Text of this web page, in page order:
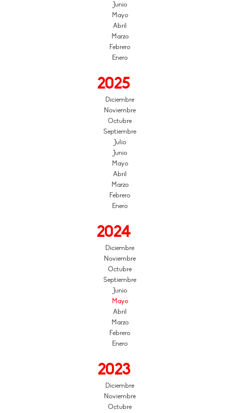
Junio
Mayo
Abril
Marzo
Febrero
Enero
2025
Diciembre
Noviembre
Octubre
Septiembre
Julio
Junio
Mayo
Abril
Marzo
Febrero
Enero
2024
Diciembre
Noviembre
Octubre
Septiembre
Junio
Mayo
Abril
Marzo
Febrero
Enero
2023
Diciembre
Noviembre
Octubre